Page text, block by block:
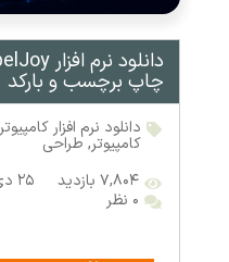
چاپ برچسب و بارکد
دانلود نرم افزار کامپیوتر
کامپیوتر,طراحی
۷,۸۰۴ بازدید
۲۵ دی ۱۴۰۲
۰ نظر